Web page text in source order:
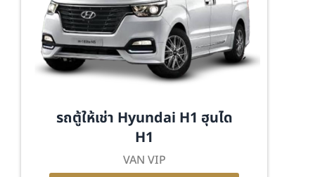
รถตู้ให้เช่า Hyundai H1 ฮุนได
H1
VAN VIP